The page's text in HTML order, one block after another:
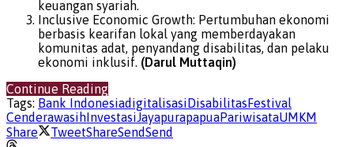
keuangan syariah.
Inclusive Economic Growth: Pertumbuhan ekonomi
berbasis kearifan lokal yang memberdayakan
komunitas adat, penyandang disabilitas, dan pelaku
ekonomi inklusif. (Darul Muttaqin)
Continue Reading
Tags: Bank Indonesiadigitalisasi Disabilitas Festival
Cenderawasih InvestasiJayapurapapuaPariwisataUMKM
Share
TweetShareSendSend